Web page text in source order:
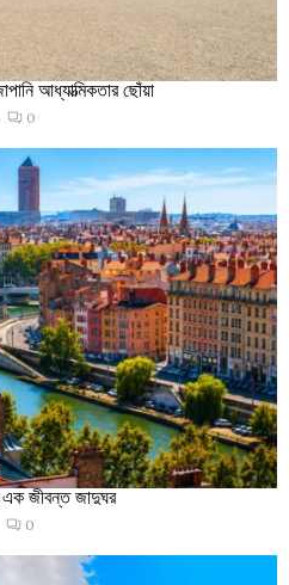
আধ্যাত্মিকতার ছোঁয়া
0
এক জীবন্ত জাদুঘর
0